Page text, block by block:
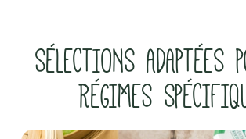
SÉLECTIONS ADAPTÉES
RÉGIMES